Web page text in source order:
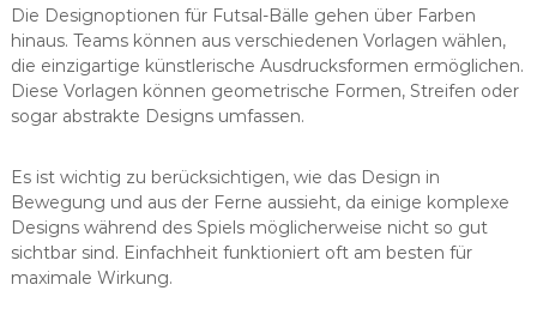
Die Designoptionen für Futsal-Bälle gehen über Farben
hinaus. Teams können aus verschiedenen Vorlagen wählen,
die einzigartige künstlerische Ausdrucksformen ermöglichen.
Diese Vorlagen können geometrische Formen, Streifen oder
sogar abstrakte Designs umfassen.
Es ist wichtig zu berücksichtigen, wie das Design in
Bewegung und aus der Ferne aussieht, da einige komplexe
Designs während des Spiels möglicherweise nicht so gut
sichtbar sind. Einfachheit funktioniert oft am besten für
maximale Wirkung.